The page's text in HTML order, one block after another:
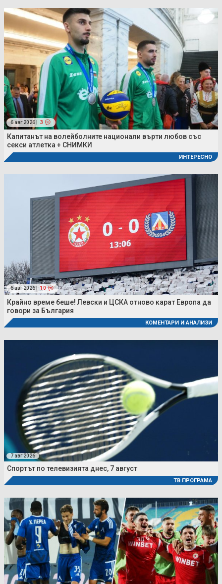
6 авг 2026 | 3
Капитанът на волейболните национали върти любов със
секси атлетка + СНИМКИ
ИНТЕРЕСНО
6 авг 2026 | 10
Крайно време беше! Левски и ЦСКА отново карат Европа да
говори за България
КОМЕНТАРИ И АНАЛИЗИ
7 авг 2026
Спортът по телевизията днес, 7 август
ТВ ПРОГРАМА